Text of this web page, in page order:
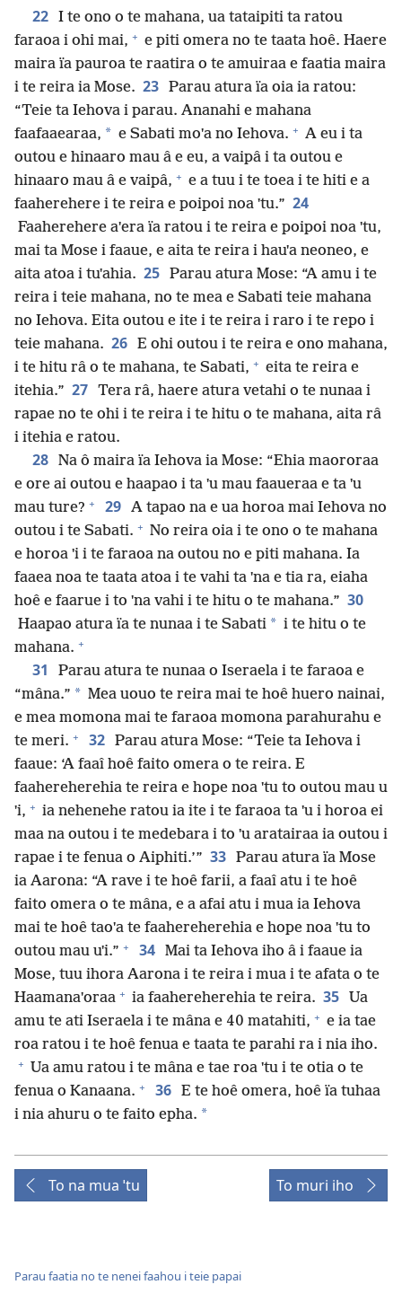
22 I te ono o te mahana, ua tataipiti ta ratou
faraoa i ohi mai, + e piti omera no te taata hoê. Haere
maira ïa pauroa te raatira o te amuiraa e faatia maira
i te reira ia Mose. 23 Parau atura ïa oia ia ratou:
“Teie ta Iehova i parau. Ananahi e mahana
faafaaearaa, * e Sabati moˈa no Iehova. + A eu i ta
outou e hinaaro mau â e eu, a vaipâ i ta outou e
hinaaro mau â e vaipâ, + e a tuu i te toea i te hiti e a
faaherehere i te reira e poipoi noa ˈtu.” 24
Faaherehere aˈera ïa ratou i te reira e poipoi noa ˈtu,
mai ta Mose i faaue, e aita te reira i hauˈa neoneo, e
aita atoa i tuˈahia. 25 Parau atura Mose: “A amu i te
reira i teie mahana, no te mea e Sabati teie mahana
no Iehova. Eita outou e ite i te reira i raro i te repo i
teie mahana. 26 E ohi outou i te reira e ono mahana,
i te hitu râ o te mahana, te Sabati, + eita te reira e
itehia.” 27 Tera râ, haere atura vetahi o te nunaa i
rapae no te ohi i te reira i te hitu o te mahana, aita râ
i itehia e ratou.
28 Na ô maira ïa Iehova ia Mose: “Ehia maororaa
e ore ai outou e haapao i ta ˈu mau faaueraa e ta ˈu
mau ture? + 29 A tapao na e ua horoa mai Iehova no
outou i te Sabati. + No reira oia i te ono o te mahana
e horoa ˈi i te faraoa na outou no e piti mahana. Ia
faaea noa te taata atoa i te vahi ta ˈna e tia ra, eiaha
hoê e faarue i to ˈna vahi i te hitu o te mahana.” 30
Haapao atura ïa te nunaa i te Sabati * i te hitu o te
mahana. +
31
Parau atura te nunaa o Iseraela i te faraoa e
“mâna.” * Mea uouo te reira mai te hoê huero nainai,
e mea momona mai te faraoa momona parahurahu e
te meri. + 32 Parau atura Mose: “Teie ta Iehova i
faaue: ‘A faaî hoê faito omera o te reira. E
faahereherehia te reira e hope noa ˈtu to outou mau u
ˈi, + ia nehenehe ratou ia ite i te faraoa ta ˈu i horoa ei
maa na outou i te medebara i to ˈu aratairaa ia outou i
rapae i te fenua o Aiphiti.’” 33 Parau atura ïa Mose
ia Aarona: “A rave i te hoê farii, a faaî atu i te hoê
faito omera o te mâna, e a afai atu i mua ia Iehova
mai te hoê taoˈa te faahereherehia e hope noa ˈtu to
outou mau uˈi.” + 34 Mai ta Iehova iho â i faaue ia
Mose, tuu ihora Aarona i te reira i mua i te afata o te
Haamanaˈoraa + ia faahereherehia te reira. 35
Ua
amu te ati Iseraela i te mâna e 40 matahiti, + e ia tae
roa ratou i te hoê fenua e taata te parahi ra i nia iho.
+ Ua amu ratou i te mâna e tae roa ˈtu i te otia o te
fenua o Kanaana. + 36 E te hoê omera, hoê ïa tuhaa
i nia ahuru o te faito epha. *
To na mua ˈtu To muri iho
Parau faatia no te nenei faahou i teie papai